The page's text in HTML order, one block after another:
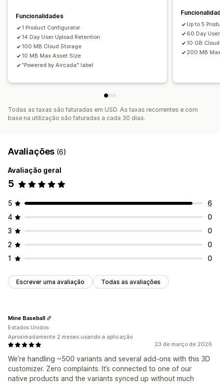
Carregamento de ficheiros
Imagem corporativa personalizada
Reatividade móvel
Funcionalidades
1 Product Configurator
14 Day User Upload Retention
100 MB Cloud Storage
10 MB Max Asset Size
"Powered by Aircada" label
Up to 5
60 Day
10 GB
200 MB
Todas as taxas são faturadas em USD. As taxas recorrentes e com
base na utilização são faturadas a cada 30 dias.
Avaliações (6)
Avaliação geral
5
5
6
4
0
3
0
2
0
1
0
Escrever uma avaliação Todas as avaliações
23 de março de 2026
We’re handling ~500 variants and several add-ons with this 3D
customizer. Zero complaints. It’s connected to one of our
native products and the variants synced up without much
Mine Baseball
Estados Unidos
Aproximadamente 2 meses usando a aplicação